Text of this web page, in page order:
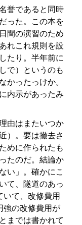
誉であると同時
った。この本を
間の演習のため
れこれ規則を設
たり。半年前に
で）というのも
かったっけか。
内示があったみ
由はまたいつか
）。要は撤去さ
めに作られたも
たのだ。結論か
い」。確かにこ
て、隧道のあっ
て、改修費用
強の改修費用が
までは書かれて